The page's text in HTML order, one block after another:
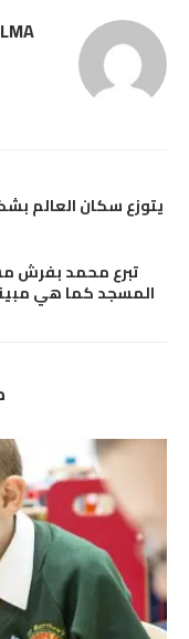
يتوزع سكان العالم
تبرع محمد بفرش
المسجد كما هي